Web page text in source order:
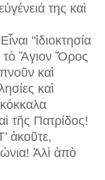
της καὶ
"ἰδιοκτησία
τὸ Ἅγιον Ὄρος
καὶ
καὶ
τῆς Πατρίδος!
Ἀλὶ ἀπὸ